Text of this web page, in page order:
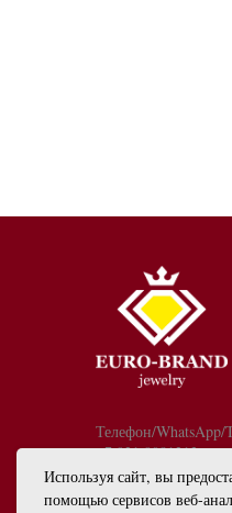
Используя сайт, вы
помощью сервисов веб-
Телефон/WhatsApp/
+7 921 9081213
График работы: с
info@euro-brand.ru